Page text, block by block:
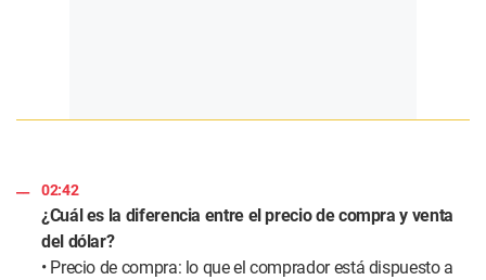
02:42
¿Cuál es la diferencia entre el precio de compra y venta
del dólar?
• Precio de compra: lo que el comprador está dispuesto a